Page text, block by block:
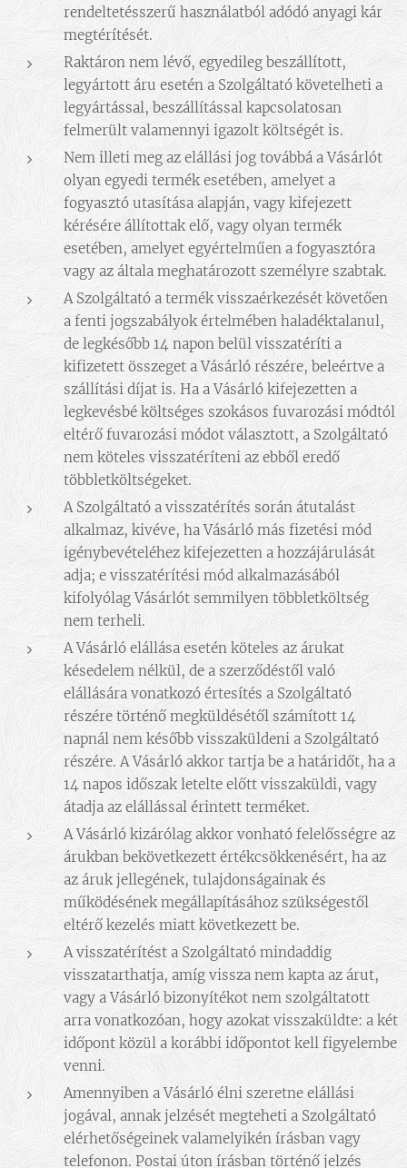
rendeltetésszerű használatból adódó anyagi kár
megtérítését.
Raktáron nem lévő, egyedileg beszállított,
legyártott áru esetén a Szolgáltató követelheti a
legyártással, beszállítással kapcsolatosan
felmerült valamennyi igazolt költségét is.
Nem illeti meg az elállási jog továbbá a Vásárlót
olyan egyedi termék esetében, amelyet a
fogyasztó utasítása alapján, vagy kifejezett
kérésére állítottak elő, vagy olyan termék
esetében, amelyet egyértelműen a fogyasztóra
vagy az általa meghatározott személyre szabtak.
A Szolgáltató a termék visszaérkezését követően
a fenti jogszabályok értelmében haladéktalanul,
de legkésőbb 14 napon belül visszatéríti a
kifizetett összeget a Vásárló részére, beleértve a
szállítási díjat is. Ha a Vásárló kifejezetten a
legkevésbé költséges szokásos fuvarozási módtól
eltérő fuvarozási módot választott, a Szolgáltató
nem köteles visszatéríteni az ebből eredő
többletköltségeket.
A Szolgáltató a visszatérítés során átutalást
alkalmaz, kivéve, ha Vásárló más fizetési mód
igénybevételéhez kifejezetten a hozzájárulását
adja; e visszatérítési mód alkalmazásából
kifolyólag Vásárlót semmilyen többletköltség
nem terheli.
A Vásárló elállása esetén köteles az árukat
késedelem nélkül, de a szerződéstől való
elállására vonatkozó értesítés a Szolgáltató
részére történő megküldésétől számított 14
napnál nem később visszaküldeni a Szolgáltató
részére. A Vásárló akkor tartja be a határidőt, ha a
14 napos időszak letelte előtt visszaküldi, vagy
átadja az elállással érintett terméket.
A Vásárló kizárólag akkor vonható felelősségre az
árukban bekövetkezett értékcsökkenésért, ha az
az áruk jellegének, tulajdonságainak és
működésének megállapításához szükségestől
eltérő kezelés miatt következett be.
A visszatérítést a Szolgáltató mindaddig
visszatarthatja, amíg vissza nem kapta az árut,
vagy a Vásárló bizonyítékot nem szolgáltatott
arra vonatkozóan, hogy azokat visszaküldte: a két
időpont közül a korábbi időpontot kell figyelembe
venni.
Amennyiben a Vásárló élni szeretne elállási
jogával, annak jelzését megteheti a Szolgáltató
elérhetőségeinek valamelyikén írásban vagy
telefonon. Postai úton írásban történő jelzés